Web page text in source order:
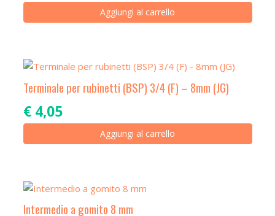
Aggiungi al carrello
Terminale per rubinetti (BSP) 3/4 (F) – 8mm (JG)
€4,05
Aggiungi al carrello
Intermedio a gomito 8 mm